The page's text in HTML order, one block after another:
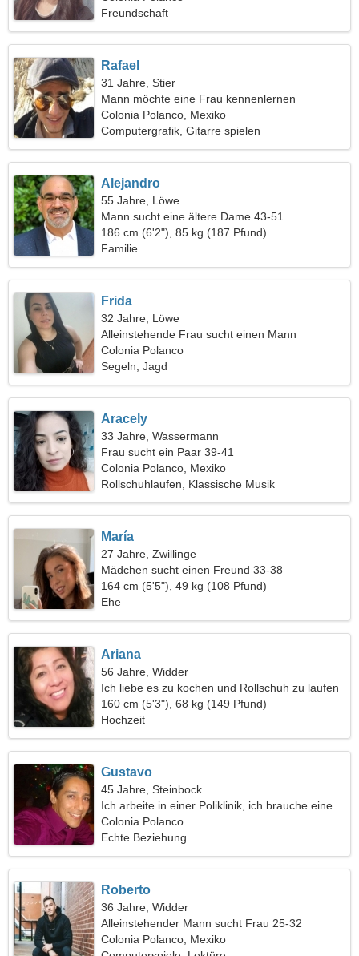
Freundschaft
Rafael
31 Jahre, Stier
Mann möchte eine Frau kennenlernen
Colonia Polanco, Mexiko
Computergrafik, Gitarre spielen
Alejandro
55 Jahre, Löwe
Mann sucht eine ältere Dame 43-51
186 cm (6'2"), 85 kg (187 Pfund)
Familie
Frida
32 Jahre, Löwe
Alleinstehende Frau sucht einen Mann
Colonia Polanco
Segeln, Jagd
Aracely
33 Jahre, Wassermann
Frau sucht ein Paar 39-41
Colonia Polanco, Mexiko
Rollschuhlaufen, Klassische Musik
María
27 Jahre, Zwillinge
Mädchen sucht einen Freund 33-38
164 cm (5'5"), 49 kg (108 Pfund)
Ehe
Ariana
56 Jahre, Widder
Ich liebe es zu kochen und Rollschuh zu laufen
160 cm (5'3"), 68 kg (149 Pfund)
Hochzeit
Gustavo
45 Jahre, Steinbock
Ich arbeite in einer Poliklinik, ich brauche eine
nette Frau
Colonia Polanco
Echte Beziehung
Roberto
36 Jahre, Widder
Alleinstehender Mann sucht Frau 25-32
Colonia Polanco, Mexiko